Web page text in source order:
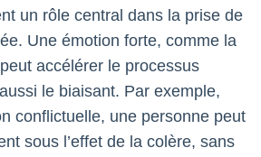
un rôle central dans la prise de
Une émotion forte, comme la
accélérer le processus
le biaisant. Par exemple,
conflictuelle, une personne peut
sous l’effet de la colère, sans